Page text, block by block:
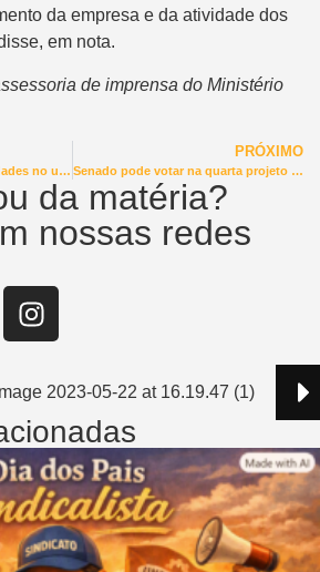
da empresa e da atividade dos
em nota.
de imprensa do Ministério
Projeto altera responsabilidades no uso dos equipamentos de proteção individual pelos trabalhadores
PRÓXIMO
Senado pode votar na quarta projeto que institui Dia em Homenagem às Vítimas de Covid-19
da matéria?
nossas redes